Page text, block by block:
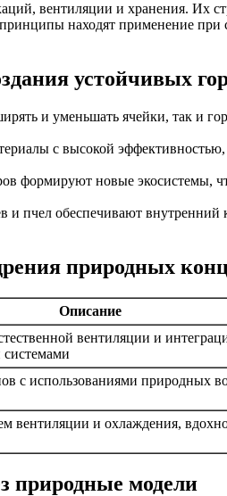
вентиляции и хранения. Их
находят применение
устойчивых
и уменьшать ячейки, так
с высокой
формируют новые экосистемы,
и пчел обеспечивают
природных
Описание
вентиляции и
с использованиями природных
вентиляции и охлаждения,
природные модели